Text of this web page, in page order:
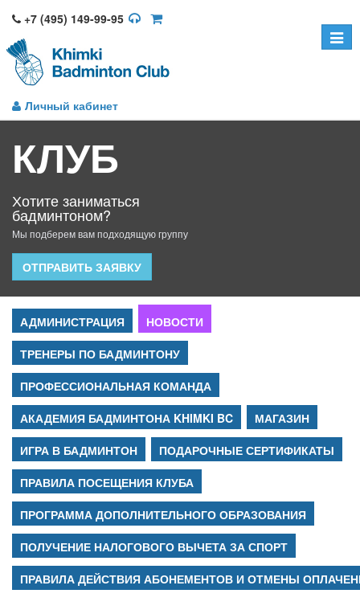
+7 (495) 149-99-95
Toggle
Личный кабинет
КЛУБ
Хотите заниматься
бадминтоном?
Мы подберем вам подходящую группу
ОТПРАВИТЬ ЗАЯВКУ
АДМИНИСТРАЦИЯ
НОВОСТИ
ТРЕНЕРЫ ПО БАДМИНТОНУ
ПРОФЕССИОНАЛЬНАЯ КОМАНДА
АКАДЕМИЯ БАДМИНТОНА KHIMKI BC
МАГАЗИН
ИГРА В БАДМИНТОН
ПОДАРОЧНЫЕ СЕРТИФИКАТЫ
ПРАВИЛА ПОСЕЩЕНИЯ КЛУБА
ПРОГРАММА ДОПОЛНИТЕЛЬНОГО ОБРАЗОВАНИЯ
ПОЛУЧЕНИЕ НАЛОГОВОГО ВЫЧЕТА ЗА СПОРТ
ПРАВИЛА ДЕЙСТВИЯ АБОНЕМЕНТОВ И ОТМЕНЫ